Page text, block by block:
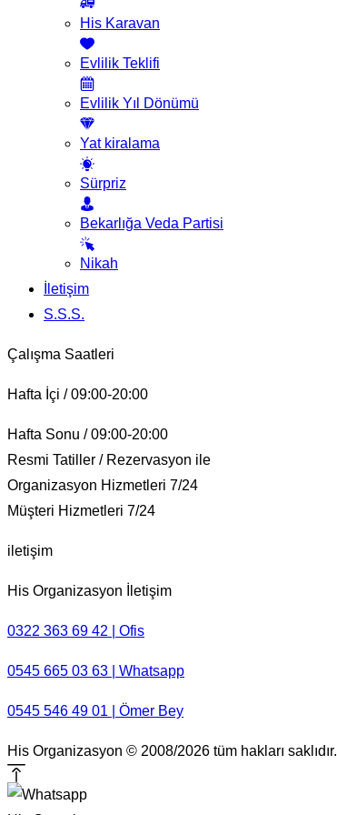
His Karavan
Evlilik Teklifi
Evlilik Yıl Dönümü
Yat kiralama
Sürpriz
Bekarlığa Veda Partisi
Nikah
İletişim
S.S.S.
Çalışma Saatleri
Hafta İçi / 09:00-20:00
Hafta Sonu / 09:00-20:00
Resmi Tatiller / Rezervasyon ile
Organizasyon Hizmetleri 7/24
Müşteri Hizmetleri 7/24
iletişim
His Organizasyon İletişim
0322 363 69 42 | Ofis
0545 665 03 63 | Whatsapp
0545 546 49 01 | Ömer Bey
His Organizasyon © 2008/2026 tüm hakları saklıdır.